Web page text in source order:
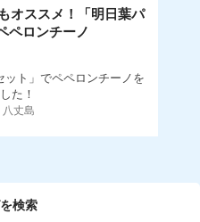
オススメ！「明日葉パ
ペロンチーノ
ト」でペペロンチーノを
た！
八丈島
検索